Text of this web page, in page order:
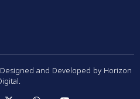
and Developed by Horizon